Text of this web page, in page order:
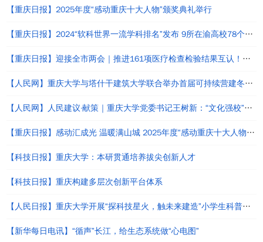
【重庆日报】2025年度“感动重庆十大人物”颁奖典礼举行
【重庆日报】2024“软科世界一流学科排名”发布 9所在渝高校78个学科上榜
【重庆日报】迎接全市两会｜推进161项医疗检查检验结果互认！这份提案让我市高品质医疗“更进一步”
【人民网】重庆大学与塔什干建筑大学联合举办首届可持续营建冬季研习营
【人民网】人民建议·献策｜重庆大学党委书记王树新：“文化强校”与“文化强国”建设应同频共振
【重庆日报】感动汇成光 温暖满山城 2025年度“感动重庆十大人物”颁奖典礼举行
【科技日报】重庆大学：本研贯通培养拔尖创新人才
【科技日报】重庆构建多层次创新平台体系
【人民日报】重庆大学开展“探科技星火，触未来建造”小学生科普活动
【新华每日电讯】“循声”长江，给生态系统做“心电图”